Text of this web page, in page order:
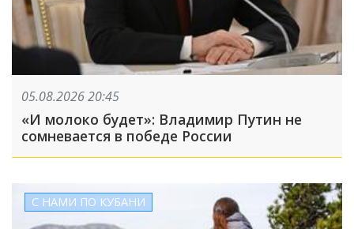
05.08.2026 20:45
«И молоко будет»: Владимир Путин не
сомневается в победе России
С НАМИ ПО КУБАНИ